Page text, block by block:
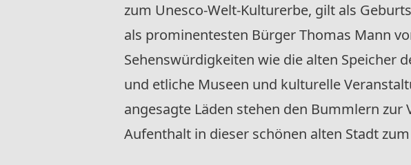
zum Unesco-Welt-Kulturerbe, gilt als
als prominentesten Bürger Thomas Mann
Sehenswürdigkeiten wie die alten Speicher
und etliche Museen und kulturelle
angesagte Läden stehen den Bummlern zur
Aufenthalt in dieser schönen alten Stadt